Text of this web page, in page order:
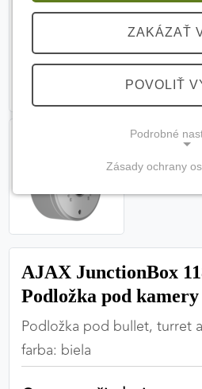
AJAX JunctionBox
Podložka pod kamery
Podložka pod bullet, turret
farba: biela
ZAKÁZAŤ
POVOLIŤ
Podrobné
(vždy aktívne, nemožno
Tieto cookies sú potrebné
zabezpečiť jej plnú
Zásady ochrany